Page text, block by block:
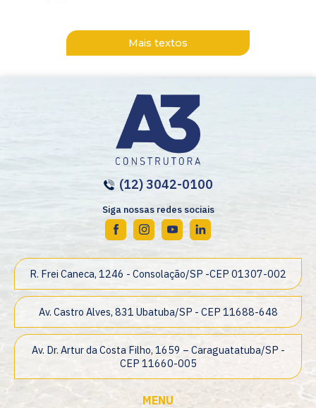
Mais textos
(12) 3042-0100
Siga nossas redes sociais
R. Frei Caneca, 1246 - Consolação/SP -CEP 01307-002
Av. Castro Alves, 831 Ubatuba/SP - CEP 11688-648
Av. Dr. Artur da Costa Filho, 1659 – Caraguatatuba/SP -
CEP 11660-005
MENU